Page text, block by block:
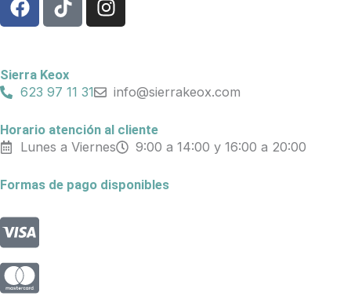
a
b
o
k
i
o
k
n
g
a
m
Sierra Keox
623 97 11 31 info@sierrakeox.com
Horario atención al cliente
Lunes a Viernes 9:00 a 14:00 y 16:00 a 20:00
Formas de pago disponibles